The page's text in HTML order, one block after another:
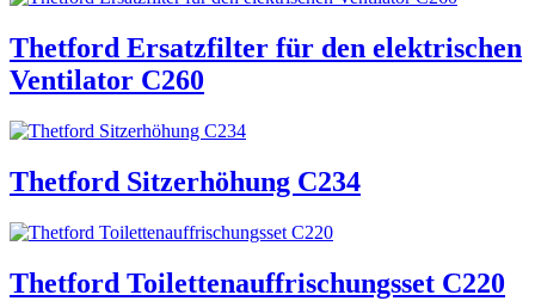
Thetford Ersatzfilter für den elektrischen
Ventilator C260
Thetford Sitzerhöhung C234
Thetford Toilettenauffrischungsset C220